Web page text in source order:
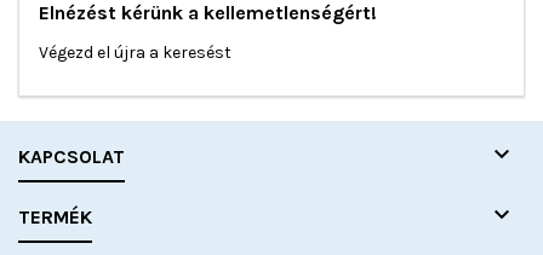
Elnézést kérünk a kellemetlenségért!
Végezd el újra a keresést
KAPCSOLAT 
TERMÉK 